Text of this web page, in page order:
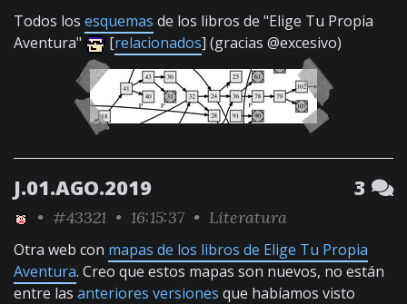
Todos los esquemas de los libros de "Elige Tu Propia
Aventura"
[relacionados] (gracias @excesivo)
J.01.AGO.2019 3
• #43321 • 16:15:37 • Literatura
Otra web con mapas de los libros de Elige Tu Propia
Aventura. Creo que estos mapas son nuevos, no están
entre las anteriores versiones que habíamos visto